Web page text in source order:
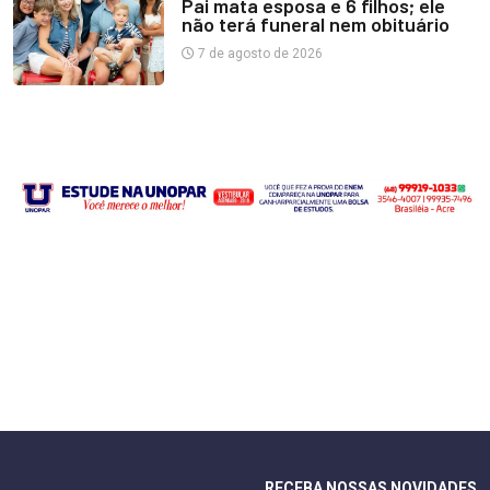
Pai mata esposa e 6 filhos; ele
não terá funeral nem obituário
7 de agosto de 2026